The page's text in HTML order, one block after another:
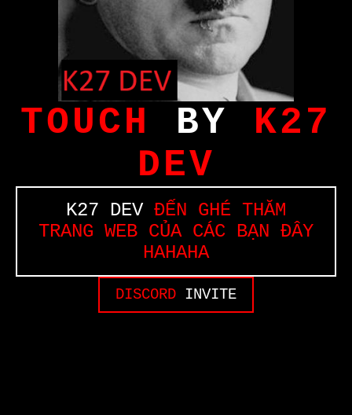
TOUCH BY K27
DEV
K27 DEVĐẾN GHÉ THĂM
TRANG WEB CỦA CÁC BẠN ĐÂY
HAHAHA
DISCORD INVITE